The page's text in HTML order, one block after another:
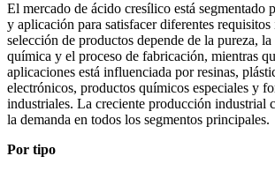
El mercado de ácido cresílico está segmentado
y aplicación para satisfacer diferentes
selección de productos depende de la pureza,
química y el proceso de fabricación, mientras
aplicaciones está influenciada por resinas,
electrónicos, productos químicos especiales y
industriales. La creciente producción industrial
la demanda en todos los segmentos principales.
Por tipo